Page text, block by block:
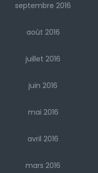
septembre 2016
août 2016
juillet 2016
juin 2016
mai 2016
avril 2016
mars 2016